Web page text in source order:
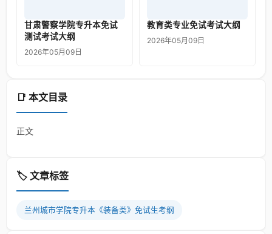
📑 本文目录
正文
🏷️ 文章标签
兰州城市学院专升本《装备类》免试生考纲
甘肃警察学院专升本免试
测试考试大纲
2026年05月09日
教育类专业免试考试大纲
2026年05月09日